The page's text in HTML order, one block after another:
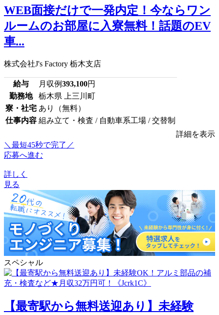
WEB面接だけで一発内定！今ならワン
ルームのお部屋に入寮無料！話題のEV
車...
株式会社J's Factory 栃木支店
給与 月収例393,100円
勤務地
栃木県 上三川町
寮・社宅 あり（無料）
仕事内容 組み立て・検査 / 自動車系工場 / 交替制
詳細を表示
＼最短45秒で完了／
応募へ進む
詳しく
見る
スペシャル
【最寄駅から無料送迎あり】未経験